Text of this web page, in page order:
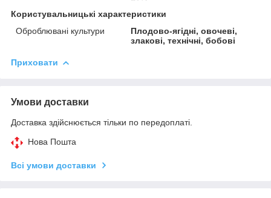
Користувальницькі характеристики
Оброблювані культури
Плодово-ягідні, овочеві,
злакові, технічні, бобові
Приховати
Умови доставки
Доставка здійснюється тільки по передоплаті.
Нова Пошта
Всі умови доставки